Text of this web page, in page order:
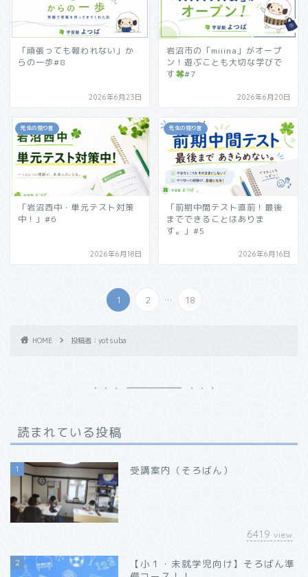
「頑張っても報われない」か
らの一歩#8
2026年6月23日
岩沼市の「miiina」がオープ
ン！遊ぶことも大切な学びで
す
#7
2026年6月20日
先生の独り言
「岩沼西中・単元テスト対策
中！」#6
2026年6月18日
先生の独り言
「前期中間テスト直前！最後
までできることはありま
す。」#5
2026年6月16日
1 2 ... 18
HOME 投稿者：yotsuba
読まれている投稿
1 受講案内（そろばん）
6419 view
2
【小１・未就学児向け】そろばん準